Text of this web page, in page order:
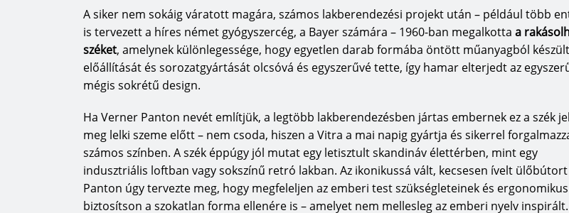
A siker nem sokáig váratott magára, számos lakberendezési projekt után – például több
is tervezett a híres német gyógyszercég, a Bayer számára – 1960-ban megalkotta a
széket, amelynek különlegessége, hogy egyetlen darab formába öntött műanyagból
előállítását és sorozatgyártását olcsóvá és egyszerűvé tette, így hamar elterjedt az
mégis sokrétű design.
Ha Verner Panton nevét említjük, a legtöbb lakberendezésben jártas embernek ez a szék
meg lelki szeme előtt – nem csoda, hiszen a Vitra a mai napig gyártja és sikerrel
számos színben. A szék éppúgy jól mutat egy letisztult skandináv élettérben, mint egy
indusztriális loftban vagy sokszínű retró lakban. Az ikonikussá vált, kecsesen ívelt ülőbútort
Panton úgy tervezte meg, hogy megfeleljen az emberi test szükségleteinek és
biztosítson a szokatlan forma ellenére is – amelyet nem mellesleg az emberi nyelv inspirált.